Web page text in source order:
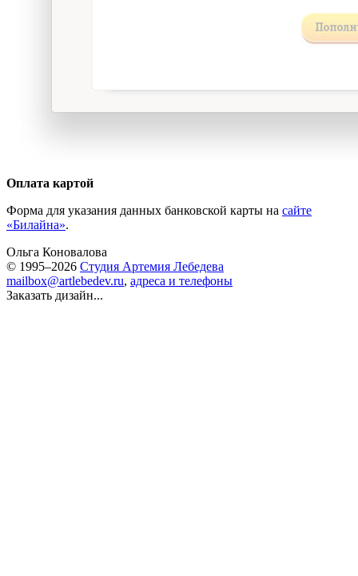
Оплата картой
Форма для указания данных банковской карты на сайте
«Билайна».
Ольга Коновалова
© 1995–2026 Студия Артемия Лебедева
mailbox@artlebedev.ru, адреса и телефоны
Заказать дизайн...